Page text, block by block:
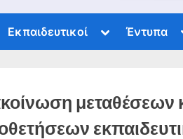
Εκπαιδευτικοί
Toggle
menu
Έντυπα
μεταθέσεων